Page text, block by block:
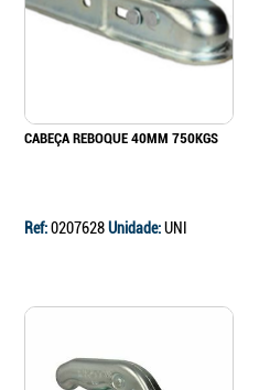
CABEÇA REBOQUE 40MM 750KGS
Ref:0207628Unidade:UNI